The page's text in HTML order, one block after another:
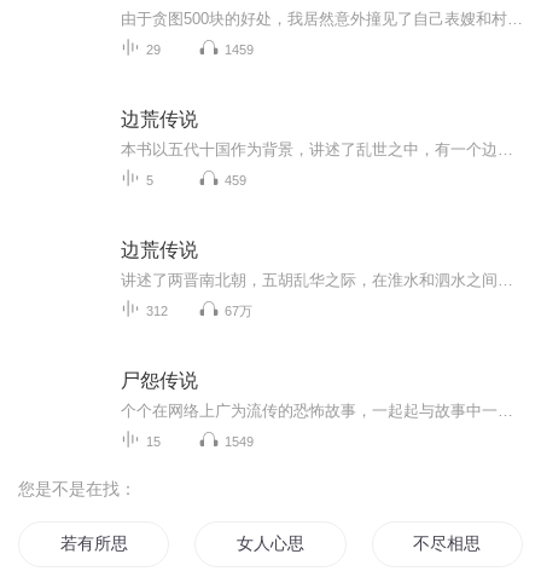
29 1459
边荒传说
5 459
边荒传说
312 67万
尸怨传说
15 1549
您是不是在找：
若有所思 女人心思 不尽相思